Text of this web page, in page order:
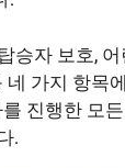
승자 보호,
네 가지 항목
진행한 모
.